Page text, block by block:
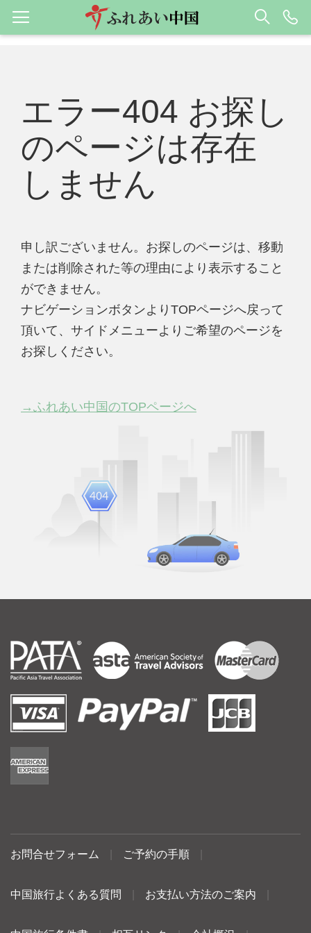
エラー404 お探し
のページは存在
しません
申し訳ございません。お探しのページは、移動
または削除された等の理由により表示すること
ができません。
ナビゲーションボタンよりTOPページへ戻って
頂いて、サイドメニューよりご希望のページを
お探しください。
→ふれあい中国のTOPページへ
お問合せフォーム ご予約の手順
中国旅行よくある質問 お支払い方法のご案内